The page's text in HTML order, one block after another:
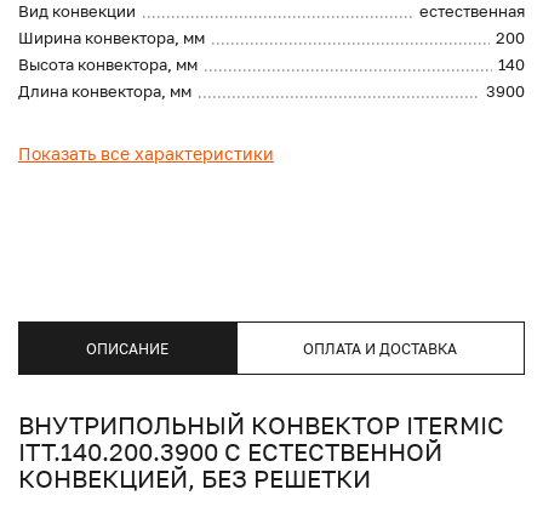
Вид конвекции
естественная
Ширина конвектора, мм
200
Высота конвектора, мм
140
Длина конвектора, мм
3900
Показать все характеристики
ОПИСАНИЕ ОПЛАТА И ДОСТАВКА
ВНУТРИПОЛЬНЫЙ КОНВЕКТОР ITERMIC
ITT.140.200.3900 С ЕСТЕСТВЕННОЙ
КОНВЕКЦИЕЙ, БЕЗ РЕШЕТКИ